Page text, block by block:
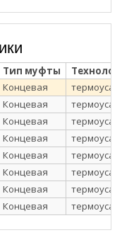
Тип муфты
Концевая
Концевая
Концевая
Концевая
Концевая
Концевая
Концевая
Концевая